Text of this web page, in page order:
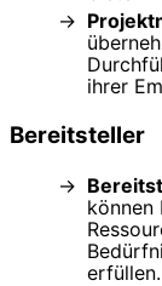
ihrer
Bereitsteller
können
erfüllen.